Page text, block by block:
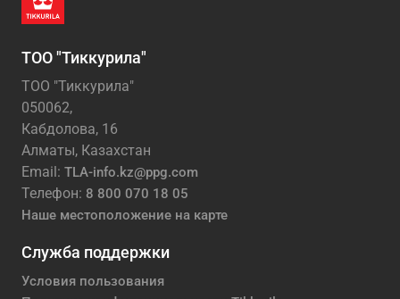
ТОО "Тиккурила"
ТОО "Тиккурила"
050062,
Кабдолова, 16
Алматы, Казахстан
Email: TLA-info.kz@ppg.com
Телефон: 8 800 070 18 05
Наше местоположение на карте
Служба поддержки
Условия пользования